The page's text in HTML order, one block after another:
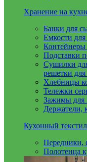
Хранение на
Банки для
Емкости
Контейнеры
Подставки
Сушилки
решетки
Хлебницы
Тележки
Зажимы для
Держатели,
Кухонный
Передники,
Полотенца